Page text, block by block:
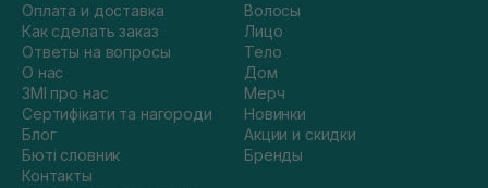
Оплата и доставка
Как сделать заказ
Ответы на вопросы
О нас
ЗМІ про нас
Сертифікати та нагороди
Блог
Бюті словник
Контакты
Волосы
Лицо
Тело
Дом
Мерч
Новинки
Акции и скидки
Бренды